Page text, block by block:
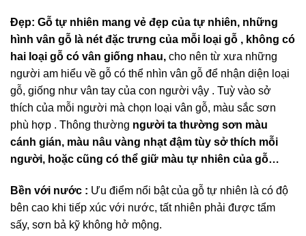
Đẹp: Gỗ tự nhiên mang vẻ đẹp của tự nhiên, những
hình vân gỗ là nét đặc trưng của mỗi loại gỗ , không có
hai loại gỗ có vân giống nhau, cho nên từ xưa những
người am hiểu về gỗ có thể nhìn vân gỗ để nhận diện loại
gỗ, giống như vân tay của con người vậy . Tuỳ vào sở
thích của mỗi người mà chọn loại vân gỗ, màu sắc sơn
phù hợp . Thông thường người ta thường sơn màu
cánh gián, màu nâu vàng nhạt đậm tùy sở thích mỗi
người, hoặc cũng có thể giữ màu tự nhiên của gỗ…
Bền với nước : Ưu điểm nổi bật của gỗ tự nhiên là có độ
bên cao khi tiếp xúc với nước, tất nhiên phải được tẩm
sấy, sơn bả kỹ không hở mộng.